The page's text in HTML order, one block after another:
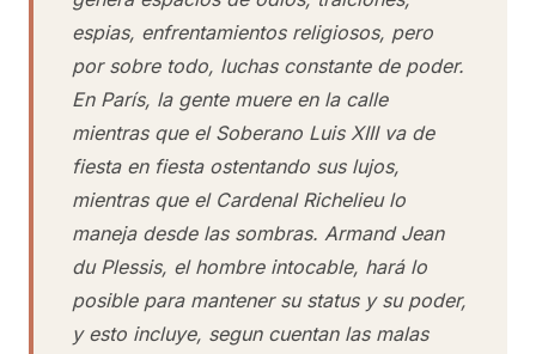
espias, enfrentamientos religiosos, pero
por sobre todo, luchas constante de poder.
En París, la gente muere en la calle
mientras que el Soberano Luis XIII va de
fiesta en fiesta ostentando sus lujos,
mientras que el Cardenal Richelieu lo
maneja desde las sombras. Armand Jean
du Plessis, el hombre intocable, hará lo
posible para mantener su status y su poder,
y esto incluye, segun cuentan las malas